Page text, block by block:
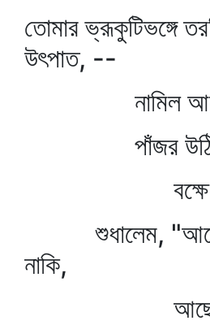
তোমার ভ্রূকুটিভঙ্গে
উৎপাত, --
নামিল
পাঁজর উঠিল
বক্ষে হাত
শুধালেম,
নাকি,
আছে